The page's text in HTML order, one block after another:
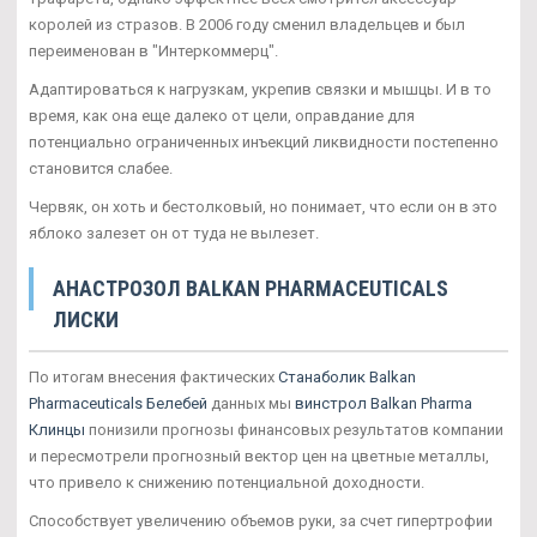
королей из стразов. В 2006 году сменил владельцев и был
переименован в "Интеркоммерц".
Адаптироваться к нагрузкам, укрепив связки и мышцы. И в то
время, как она еще далеко от цели, оправдание для
потенциально ограниченных инъекций ликвидности постепенно
становится слабее.
Червяк, он хоть и бестолковый, но понимает, что если он в это
яблоко залезет он от туда не вылезет.
АНАСТРОЗОЛ BALKAN PHARMACEUTICALS
ЛИСКИ
По итогам внесения фактических Станаболик Balkan
Pharmaceuticals Белебей данных мы винстрол Balkan Pharma
Клинцы понизили прогнозы финансовых результатов компании
и пересмотрели прогнозный вектор цен на цветные металлы,
что привело к снижению потенциальной доходности.
Способствует увеличению объемов руки, за счет гипертрофии